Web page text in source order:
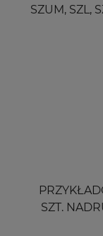
SZUM, SZL,
SZT.